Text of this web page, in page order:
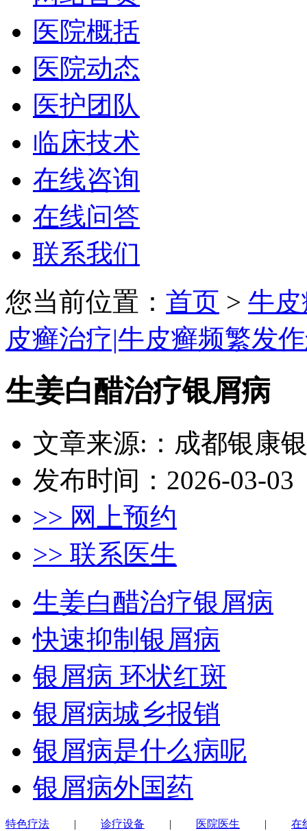
医院概括
医院动态
医护团队
临床技术
在线咨询
在线问答
联系我们
您当前位置： 首页 > 牛
皮癣治疗|牛皮癣频繁发
生姜白醋治疗银屑病
文章来源:：成都银康
发布时间：2026-03-03
>> 网上预约
>> 联系医生
生姜白醋治疗银屑病
快速抑制银屑病
银屑病 环状红斑
银屑病城乡报销
银屑病是什么病呢
银屑病外国药
特色疗法 | 诊疗设备 | 医院医生 | 在